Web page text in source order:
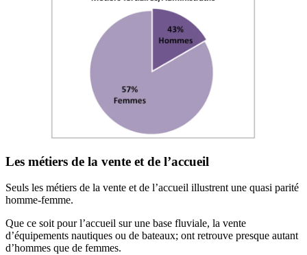
Les métiers de la vente et de l’accueil
Seuls les métiers de la vente et de l’accueil illustrent une quasi parité
homme-femme.
Que ce soit pour l’accueil sur une base fluviale, la vente
d’équipements nautiques ou de bateaux; ont retrouve presque autant
d’hommes que de femmes.